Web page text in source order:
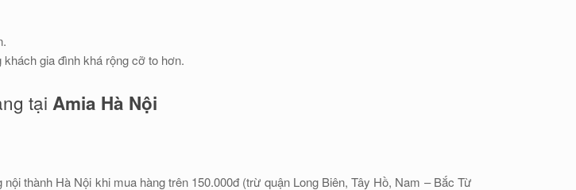
gia đình khá rộng cỡ to hơn.
tại Amia Hà Nội
thành Hà Nội khi mua hàng trên 150.000đ (trừ quận Long Biên, Tây Hồ, Nam – Bắc Từ